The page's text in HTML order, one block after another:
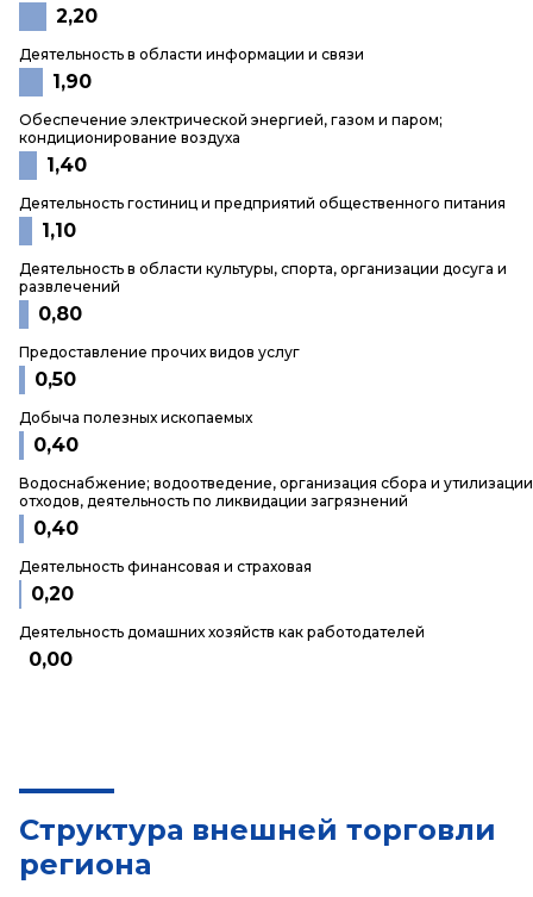
2,20
Деятельность в области информации и связи
1,90
Обеспечение электрической энергией, газом и паром;
кондиционирование воздуха
1,40
Деятельность гостиниц и предприятий общественного питания
1,10
Деятельность в области культуры, спорта, организации досуга и
развлечений
0,80
Предоставление прочих видов услуг
0,50
Добыча полезных ископаемых
0,40
Водоснабжение; водоотведение, организация сбора и утилизации
отходов, деятельность по ликвидации загрязнений
0,40
Деятельность финансовая и страховая
0,20
Деятельность домашних хозяйств как работодателей
0,00
Структура внешней торговли
региона